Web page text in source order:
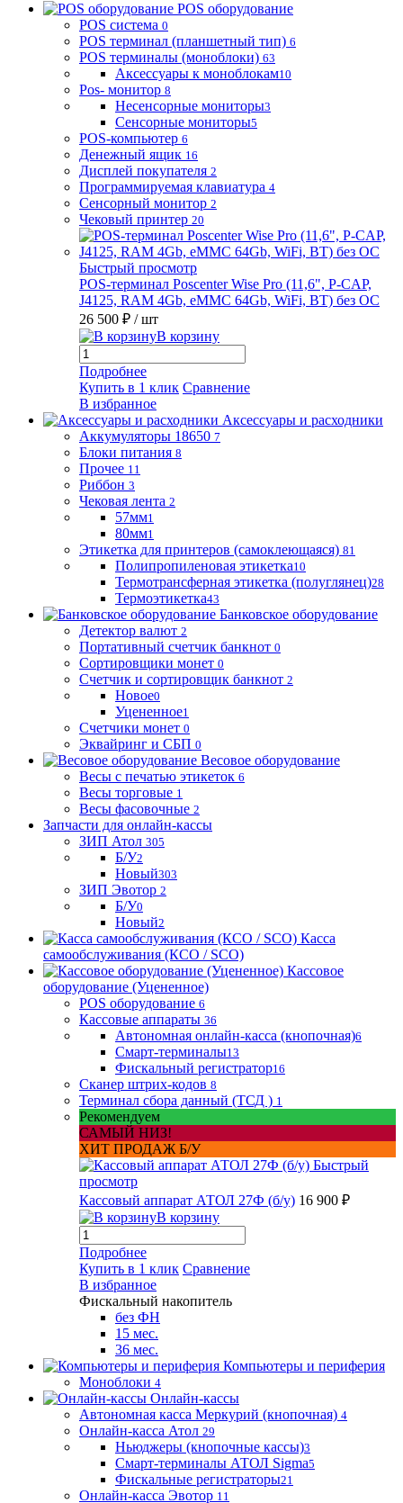
POS оборудование
POS система 0
POS терминал (планшетный тип) 6
POS терминалы (моноблоки) 63
Аксессуары к моноблокам10
Pos- монитор 8
Несенсорные мониторы3
Сенсорные мониторы5
POS-компьютер 6
Денежный ящик 16
Дисплей покупателя 2
Программируемая клавиатура 4
Сенсорный монитор 2
Чековый принтер 20
Быстрый просмотр
POS-терминал Poscenter Wise Pro (11,6", P-CAP,
J4125, RAM 4Gb, eMMC 64Gb, WiFi, BT) без ОС
26 500 ₽ / шт
В корзину
Подробнее
Купить в 1 клик Сравнение
В избранное
Аксессуары и расходники
Аккумуляторы 18650 7
Блоки питания 8
Прочее 11
Риббон 3
Чековая лента 2
57мм1
80мм1
Этикетка для принтеров (самоклеющаяся) 81
Полипропиленовая этикетка10
Термотрансферная этикетка (полуглянец)28
Термоэтикетка43
Банковское оборудование
Детектор валют 2
Портативный счетчик банкнот 0
Сортировщики монет 0
Счетчик и сортировщик банкнот 2
Новое0
Уцененное1
Счетчики монет 0
Эквайринг и СБП 0
Весовое оборудование
Весы с печатью этикеток 6
Весы торговые 1
Весы фасовочные 2
Запчасти для онлайн-кассы
ЗИП Атол 305
Б/У2
Новый303
ЗИП Эвотор 2
Б/У0
Новый2
Касса
самообслуживания (КСО / SCO)
Кассовое
оборудование (Уцененное)
POS оборудование 6
Кассовые аппараты 36
Автономная онлайн-касса (кнопочная)6
Смарт-терминалы13
Фискальный регистратор16
Сканер штрих-кодов 8
Терминал сбора данный (ТСД ) 1
Рекомендуем
САМЫЙ НИЗ!
ХИТ ПРОДАЖ Б/У
Быстрый
просмотр
Кассовый аппарат АТОЛ 27Ф (б/у) 16 900 ₽
В корзину
Подробнее
Купить в 1 клик Сравнение
В избранное
Фискальный накопитель
без ФН
15 мес.
36 мес.
Компьютеры и периферия
Моноблоки 4
Онлайн-кассы
Автономная касса Меркурий (кнопочная) 4
Онлайн-касса Атол 29
Ньюджеры (кнопочные кассы)3
Смарт-терминалы АТОЛ Sigma5
Фискальные регистраторы21
Онлайн-касса Эвотор 11